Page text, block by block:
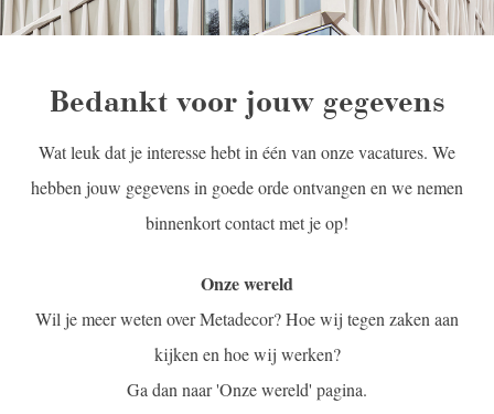
Bedankt voor jouw gegevens
Wat leuk dat je interesse hebt in één van onze vacatures. We
hebben jouw gegevens in goede orde ontvangen en we nemen
binnenkort contact met je op!
Onze wereld
Wil je meer weten over Metadecor? Hoe wij tegen zaken aan
kijken en hoe wij werken?
Ga dan naar 'Onze wereld' pagina.